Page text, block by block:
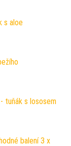
s aloe
tuňák s lososem
balení 3 x